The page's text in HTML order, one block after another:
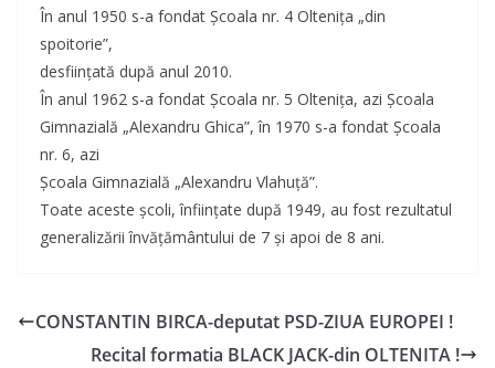
În anul 1950 s-a fondat Şcoala nr. 4 Olteniţa „din
spoitorie”,
desfiinţată după anul 2010.
În anul 1962 s-a fondat Şcoala nr. 5 Olteniţa, azi Şcoala
Gimnazială „Alexandru Ghica”, în 1970 s-a fondat Şcoala
nr. 6, azi
Şcoala Gimnazială „Alexandru Vlahuţă”.
Toate aceste şcoli, înfiinţate după 1949, au fost rezultatul
generalizării învăţământului de 7 şi apoi de 8 ani.
CONSTANTIN BIRCA-deputat PSD-ZIUA EUROPEI !
Recital formatia BLACK JACK-din OLTENITA !